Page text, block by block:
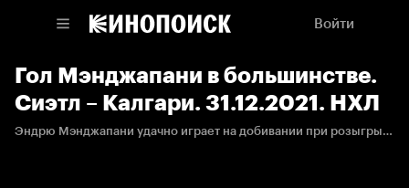
Войти
Гол Мэнджапани в большинстве.
Сиэтл – Калгари. 31.12.2021. НХЛ
Эндрю Мэнджапани удачно играет на добивании при розыгрыше лишнего.